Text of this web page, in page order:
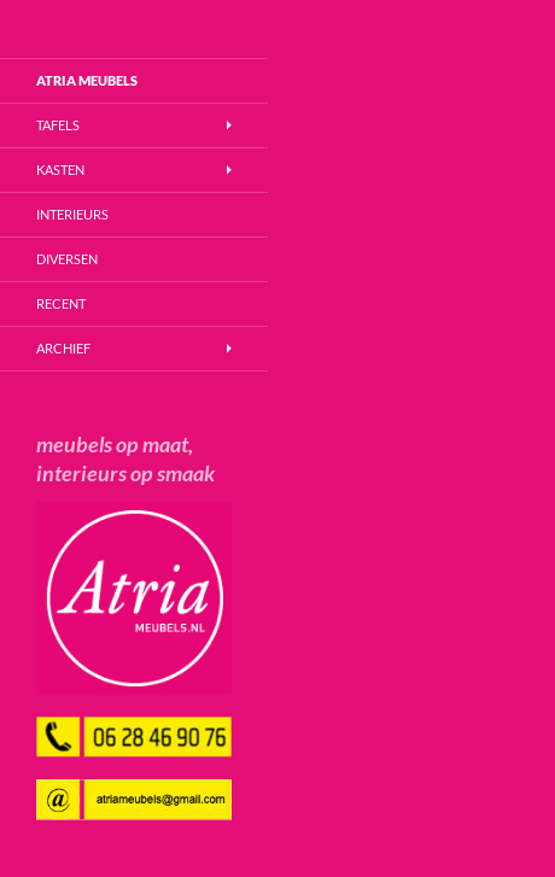
naar
ATRIA MEUBELS
TAFELS
KASTEN
INTERIEURS
DIVERSEN
RECENT
ARCHIEF
meubels op maat,
interieurs op smaak